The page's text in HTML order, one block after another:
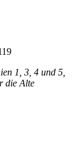
1, 3, 4 und 5,
die Alte